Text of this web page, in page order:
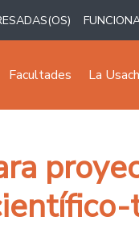
Facultades La Usach